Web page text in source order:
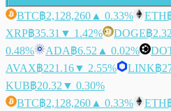
BTC฿2,128,260 ▲ 0.33% ETH
XRP฿35.31 ▼ 1.42% DOGE฿2.32
0.48%
ADA฿6.52 ▲ 0.02%
AVAX฿221.16▼ 2.55% LINK฿
KUB฿20.32 ▼ 0.30%
BTC฿2,128,260 ▲ 0.33% ETH